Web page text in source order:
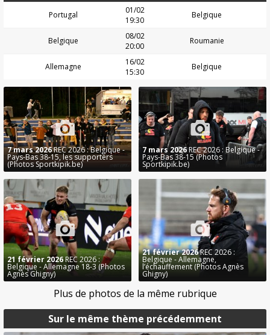
Sur le même thème précédemment
Portugal
01/02
19:30
Belgique
Belgique
08/02
20:00
Roumanie
Allemagne
16/02
15:30
Belgique
7 mars 2026REC 2026 : Belgique -
Pays-Bas 38-15, les supporters
(Photos Sportkipik.be)
7 mars 2026REC 2026 : Belgique -
Pays-Bas 38-15 (Photos
Sportkipik.be)
21 février 2026REC 2026 :
Belgique - Allemagne 18-3 (Photos
Agnès Ghigny)
21 février 2026REC 2026 :
Belgique - Allemagne,
l’échauffement (Photos Agnès
Ghigny)
Plus de photos de la même rubrique